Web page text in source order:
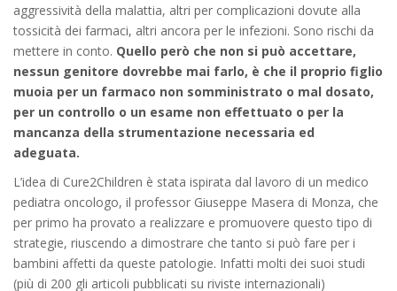
aggressività della malattia, altri per complicazioni dovute alla
tossicità dei farmaci, altri ancora per le infezioni. Sono rischi da
mettere in conto. Quello però che non si può accettare,
nessun genitore dovrebbe mai farlo, è che il proprio figlio
muoia per un farmaco non somministrato o mal dosato,
per un controllo o un esame non effettuato o per la
mancanza della strumentazione necessaria ed
adeguata.
L’idea di Cure2Children è stata ispirata dal lavoro di un medico
pediatra oncologo, il professor Giuseppe Masera di Monza, che
per primo ha provato a realizzare e promuovere questo tipo di
strategie, riuscendo a dimostrare che tanto si può fare per i
bambini affetti da queste patologie. Infatti molti dei suoi studi
(più di 200 gli articoli pubblicati su riviste internazionali)